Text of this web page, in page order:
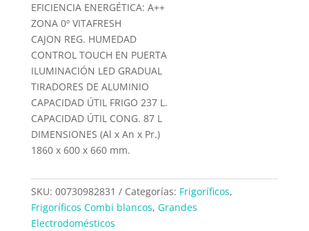
EFICIENCIA ENERGÉTICA: A++
ZONA 0º VITAFRESH
CAJON REG. HUMEDAD
CONTROL TOUCH EN PUERTA
ILUMINACIÓN LED GRADUAL
TIRADORES DE ALUMINIO
CAPACIDAD ÚTIL FRIGO 237 L.
CAPACIDAD ÚTIL CONG. 87 L
DIMENSIONES (Al x An x Pr.)
1860 x 600 x 660 mm.
SKU: 00730982831 Categorías: Frigoríficos,
Frigoríficos Combi blancos, Grandes
Electrodomésticos